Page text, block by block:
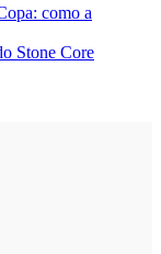
como a
Stone Core